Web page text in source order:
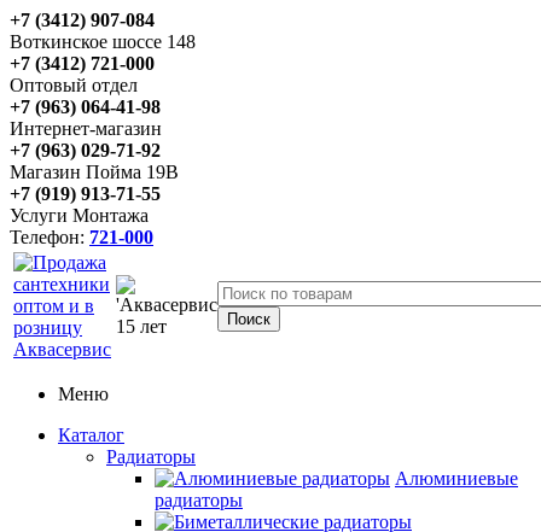
+7 (3412) 907-084
Воткинское шоссе 148
+7 (3412) 721-000
Оптовый отдел
+7 (963) 064-41-98
Интернет-магазин
+7 (963) 029-71-92
Магазин Пойма 19В
+7 (919) 913-71-55
Услуги Монтажа
Телефон: 721-000
Меню
Каталог
Радиаторы
Алюминиевые
радиаторы